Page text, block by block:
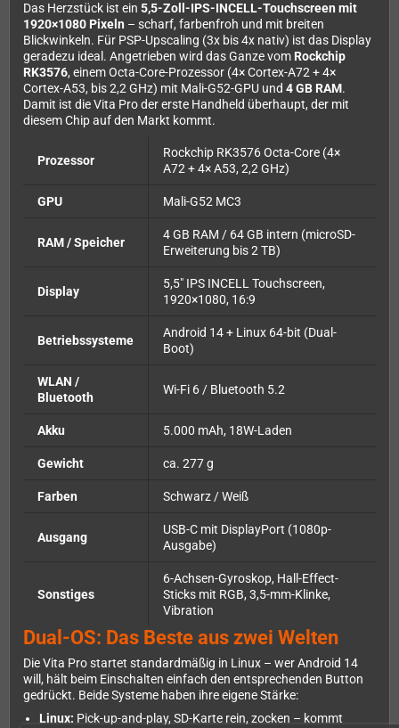
Das Herzstück ist ein 5,5-Zoll-IPS-INCELL-Touchscreen mit
1920×1080 Pixeln – scharf, farbenfroh und mit breiten
Blickwinkeln. Für PSP-Upscaling (3x bis 4x nativ) ist das Display
geradezu ideal. Angetrieben wird das Ganze vom Rockchip
RK3576, einem Octa-Core-Prozessor (4× Cortex-A72 + 4×
Cortex-A53, bis 2,2 GHz) mit Mali-G52-GPU und 4 GB RAM.
Damit ist die Vita Pro der erste Handheld überhaupt, der mit
diesem Chip auf den Markt kommt.
Prozessor
Rockchip RK3576 Octa-Core (4×
A72 + 4× A53, 2,2 GHz)
GPU Mali-G52 MC3
RAM / Speicher
4 GB RAM / 64 GB intern (microSD-
Erweiterung bis 2 TB)
Display
5,5" IPS INCELL Touchscreen,
1920×1080, 16:9
Betriebssysteme
Android 14 + Linux 64-bit (Dual-
Boot)
WLAN /
Bluetooth
Wi-Fi 6 / Bluetooth 5.2
Akku 5.000 mAh, 18W-Laden
Gewicht ca. 277 g
Farben Schwarz / Weiß
Ausgang
USB-C mit DisplayPort (1080p-
Ausgabe)
Sonstiges
6-Achsen-Gyroskop, Hall-Effect-
Sticks mit RGB, 3,5-mm-Klinke,
Vibration
Dual-OS: Das Beste aus zwei Welten
Die Vita Pro startet standardmäßig in Linux – wer Android 14
will, hält beim Einschalten einfach den entsprechenden Button
gedrückt. Beide Systeme haben ihre eigene Stärke:
Linux: Pick-up-and-play, SD-Karte rein, zocken – kommt